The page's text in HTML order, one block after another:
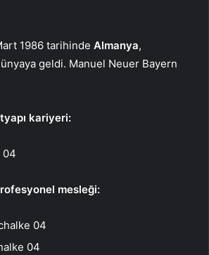
1986 tarihinde Almanya,
geldi. Manuel Neuer Bayern
kariyeri:
04
mesleği:
04
04